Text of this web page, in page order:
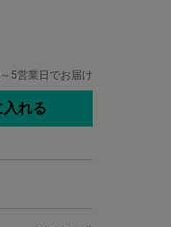
5営業日でお届け
入れる